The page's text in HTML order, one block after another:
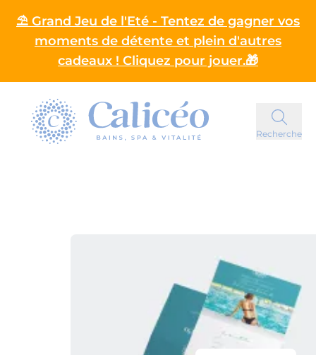
⛱️ Grand Jeu de l'Eté - Tentez de gagner vos
moments de détente et plein d'autres
cadeaux ! Cliquez pour jouer.🎁
Homepage Recherche